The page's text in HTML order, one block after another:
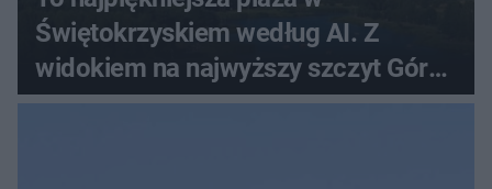
Świętokrzyskiem według AI. Z
widokiem na najwyższy szczyt Gór
Świętokrzyskich